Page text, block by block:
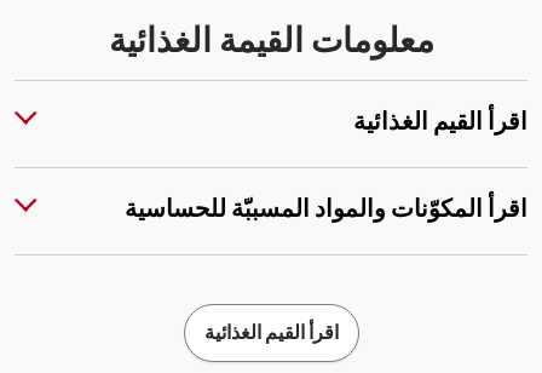
معلومات القيمة الغذائية
اقرأ القيم الغذائية
اقرأ المكوّنات والمواد المسببّة للحساسية
اقرأ القيم الغذائية